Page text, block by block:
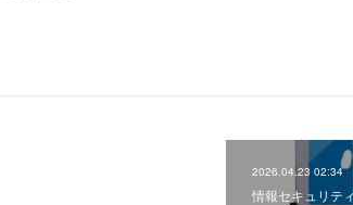
2026.04.23 02:34
情報セキュリテ